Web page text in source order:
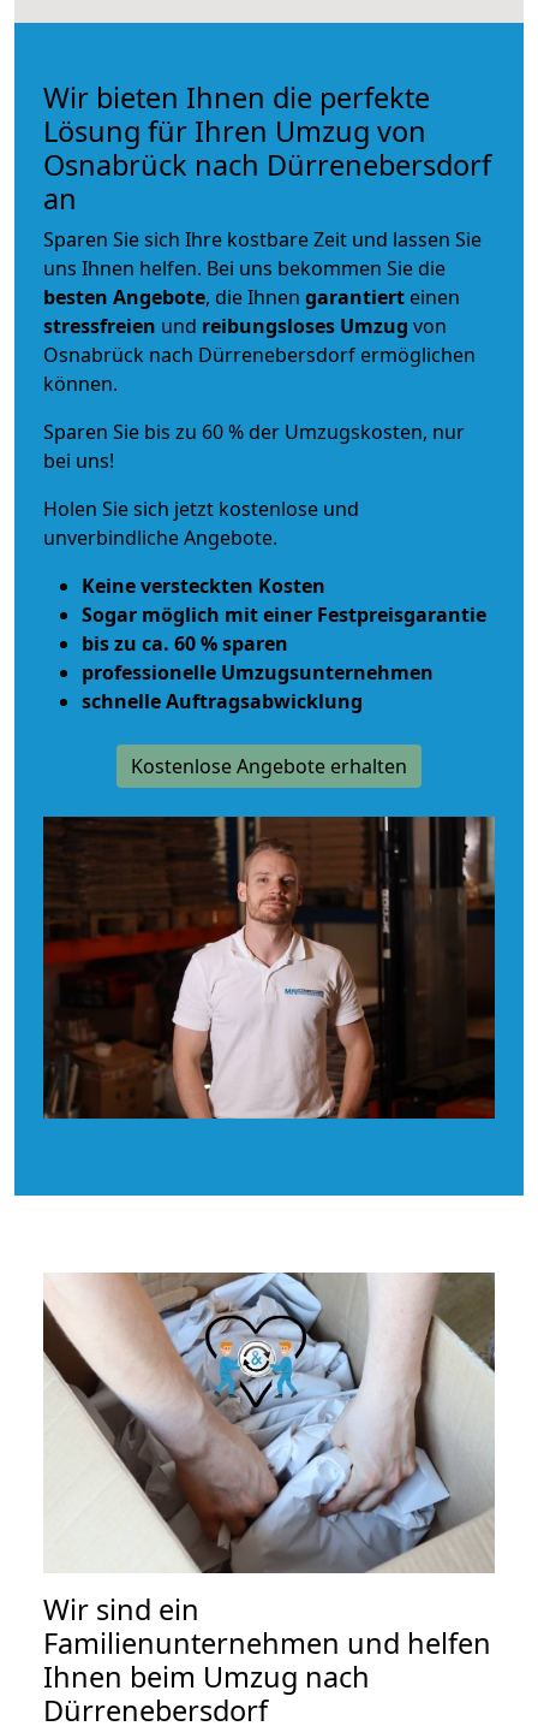
Wir bieten Ihnen die perfekte
Lösung für Ihren Umzug von
Osnabrück nach Dürrenebersdorf
an
Sparen Sie sich Ihre kostbare Zeit und lassen Sie
uns Ihnen helfen. Bei uns bekommen Sie die
besten Angebote, die Ihnen garantiert einen
stressfreien und reibungsloses Umzug von
Osnabrück nach Dürrenebersdorf ermöglichen
können.
Sparen Sie bis zu 60 % der Umzugskosten, nur
bei uns!
Holen Sie sich jetzt kostenlose und
unverbindliche Angebote.
Keine versteckten Kosten
Sogar möglich mit einer Festpreisgarantie
bis zu ca. 60 % sparen
professionelle Umzugsunternehmen
schnelle Auftragsabwicklung
Kostenlose Angebote erhalten
Wir sind ein
Familienunternehmen und helfen
Ihnen beim Umzug nach
Dürrenebersdorf